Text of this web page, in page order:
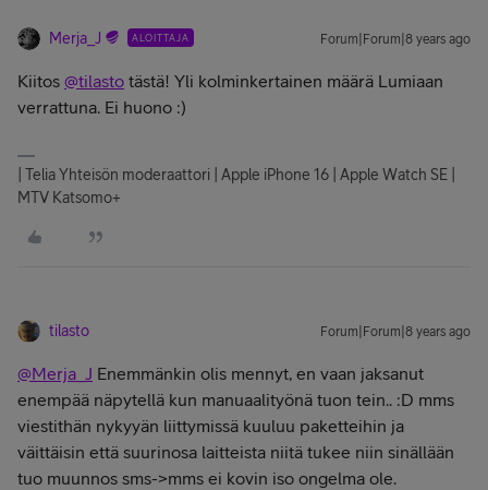
Merja_J ALOITTAJA Forum|Forum|8 years ago
Kiitos @tilasto tästä! Yli kolminkertainen määrä Lumiaan
verrattuna. Ei huono :)
| Telia Yhteisön moderaattori | Apple iPhone 16 | Apple Watch SE |
MTV Katsomo+
tilasto Forum|Forum|8 years ago
@Merja_J Enemmänkin olis mennyt, en vaan jaksanut
enempää näpytellä kun manuaalityönä tuon tein.. :D mms
viestithän nykyyän liittymissä kuuluu paketteihin ja
väittäisin että suurinosa laitteista niitä tukee niin sinällään
tuo muunnos sms->mms ei kovin iso ongelma ole.